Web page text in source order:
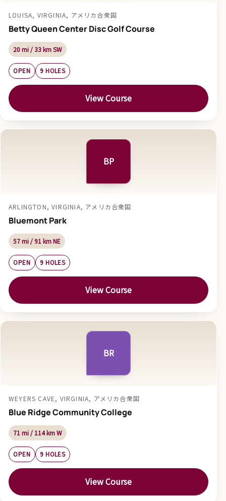
LOUISA, VIRGINIA, アメリカ合衆国
Betty Queen Center Disc Golf Course
20 mi / 33 km SW
OPEN 9 HOLES
View Course
BP
ARLINGTON, VIRGINIA, アメリカ合衆国
Bluemont Park
57 mi / 91 km NE
OPEN 9 HOLES
View Course
BR
WEYERS CAVE, VIRGINIA, アメリカ合衆国
Blue Ridge Community College
71 mi / 114 km W
OPEN 9 HOLES
View Course